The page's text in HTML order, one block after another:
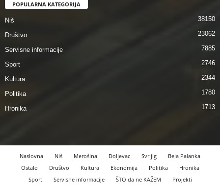
POPULARNA KATEGORIJA
Niš 38150
Društvo 23062
Servisne informacije 7885
Sport 2746
Kultura 2344
Politika 1780
Hronika 1713
Naslovna Niš Merošina Doljevac Svrljig
Bela Palanka
Ostalo
Društvo Kultura Ekonomija Politika
Hronika
Sport
Servisne informacije ŠTO da ne KAŽEM Projekti